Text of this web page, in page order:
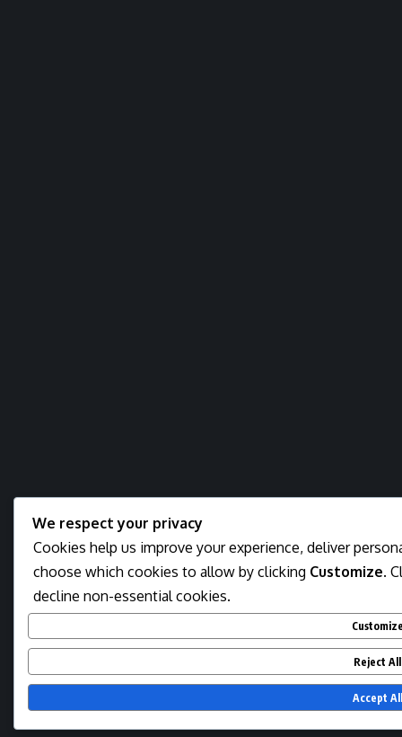
We respect your privacy
Cookies help us improve your experience, deliver
choose which cookies to allow by clicking Customize.
decline non-essential cookies.
Reject All
Accept All